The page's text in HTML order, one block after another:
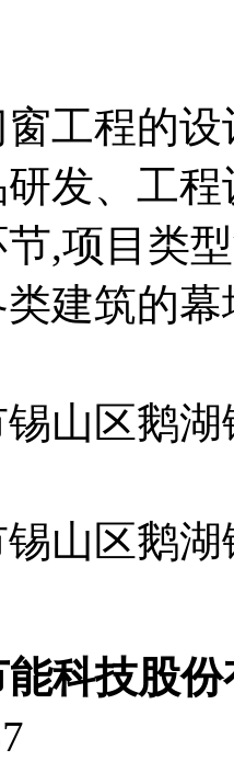
工程的
发、工
,项目类
建筑的
山区鹅
山区鹅
科技股